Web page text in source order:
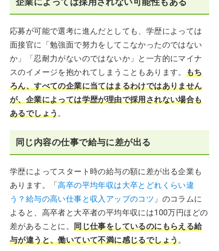
応募が可能で選考に進んだとしても、学歴によっては
面接官に「勉強面で努力をしてこなかったのではない
か」「忍耐力がないのではないか」と一方的にマイナ
スのイメージを抱かれてしまうこともあります。 もち
ろん、すべての企業に当てはまるわけではありません
が、企業によっては学歴が理由で採用されない場合も
あるでしょう。
同じ内容の仕事で給与に差が出る
学歴によってスタート時の給与の額に差が出る企業も
あります。「高卒の平均年収は大卒とどれくらい違
う？給与の高い仕事と収入アップのコツ 」のコラムに
よると、高卒者と大卒者の平均年収には100万円ほどの
差があることに。同じ仕事をしているのにもらえる給
与が違うと、働いていて不満に感じるでしょう。